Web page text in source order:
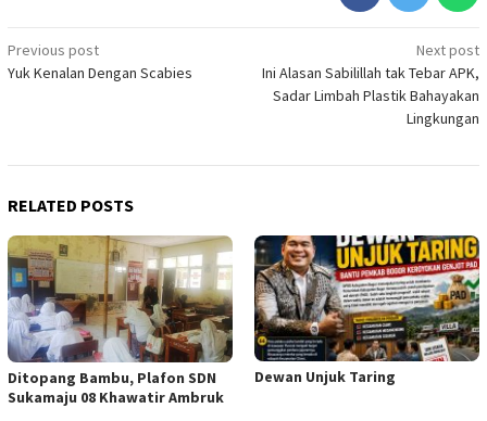
Post
navigation
Previous post
Yuk Kenalan Dengan Scabies
Next post
Ini Alasan Sabilillah tak Tebar APK,
Sadar Limbah Plastik Bahayakan
Lingkungan
RELATED POSTS
Ditopang Bambu, Plafon SDN
Sukamaju 08 Khawatir Ambruk
Dewan Unjuk Taring